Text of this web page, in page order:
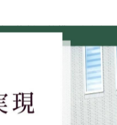
抜根・外構工事を行
ているポイントや剪